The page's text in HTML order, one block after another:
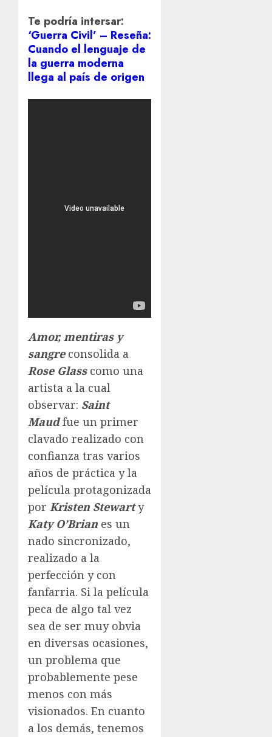
Te podría intersar:
‘Guerra Civil’ – Reseña:
Cuando el lenguaje de
la guerra moderna
llega al país de origen
Amor, mentiras y
sangre consolida a
Rose Glasscomo una
artista a la cual
observar: Saint
Maudfue un primer
clavado realizado con
confianza tras varios
años de práctica y la
película protagonizada
por Kristen Stewarty
Katy O’Brian es un
nado sincronizado,
realizado a la
perfección y con
fanfarria. Si la película
peca de algo tal vez
sea de ser muy obvia
en diversas ocasiones,
un problema que
probablemente pese
menos con más
visionados. En cuanto
a los demás, tenemos